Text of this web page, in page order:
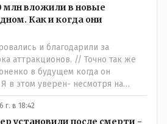
лишь для того что бы "отбить"
прибавьте сюда ещё :-
амортизация оборудования,
покупка запчастей,
и другие непредвиденные
морозные дни, непогоду и
млн вложили в новые
Как и когда они
и благодарили за
аттракционов. // Точно так же
в будущем когда он
в этом уверен- несмотря на
и 50 примкнувших к нему кучки
По традиции нашего пенсионера
из советской песни:
г. в 18:42
установили после смерти -